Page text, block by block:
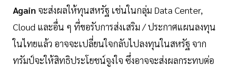
Again จะส่งผลให้ทุนสหรัฐ เช่นในกลุ่ม Data Center,
Cloud และอื่น ๆ ที่ขอรับการส่งเสริม / ประกาศแผนลงทุน
ในไทยแล้ว อาจจะเปลี่ยนใจกลับไปลงทุนในสหรัฐ จาก
ทรัมป์จะให้สิทธิประโยชน์จูงใจ ซึ่งอาจจะส่งผลกระทบต่อ